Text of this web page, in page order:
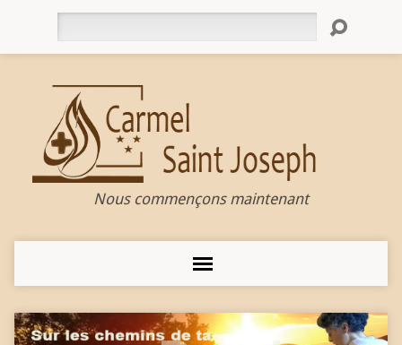
Nous commençons maintenant